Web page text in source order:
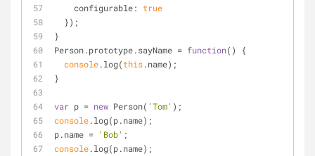
configurable: true
  });
}
Person.prototype.sayName = function( )
{
console.log(this.name);
}
var p = new Person( 'Tom' );
console.log(p.name);
p.name = 'Bob' ;
console.log(p.name);